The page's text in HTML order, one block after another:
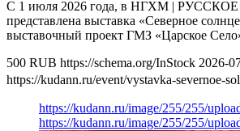
С 1 июля 2026 года, в НГХМ |
представлена выставка «Северное
выставочный проект ГМЗ «Царское
500 RUB https://schema.org/InStock 2026-
https://kudann.ru/event/vystavka-severnoe-
https://kudann.ru/image/255/255/
https://kudann.ru/image/255/255/